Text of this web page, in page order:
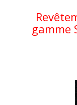
gamme